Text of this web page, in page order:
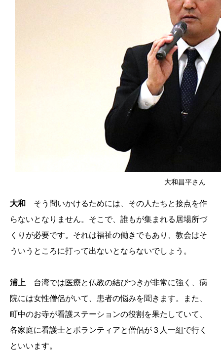
大和昌平さん
大和 そう問いかけるためには、その人たちと接点を作
らないとなりません。そこで、誰もが集まれる居場所づ
くりが必要です。それは福祉の働きでもあり、教会はそ
ういうところに打って出ないとならないでしょう。
浦上 台湾では医療と仏教の結びつきが非常に強く、病
院には女性僧侶がいて、患者の悩みを聞きます。また、
町中のお寺が看護ステーションの役割を果たしていて、
各家庭に看護士とボランティアと僧侶が３人一組で行く
といいます。